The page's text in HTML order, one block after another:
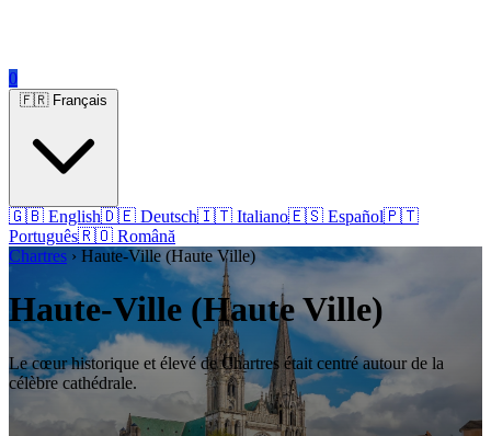
0
🇬🇧 English🇩🇪 Deutsch🇮🇹 Italiano🇪🇸 Español🇵🇹
Português🇷🇴 Română
Chartres › Haute-Ville (Haute Ville)
Haute-Ville (Haute Ville)
Le cœur historique et élevé de Chartres était centré autour de la
célèbre cathédrale.